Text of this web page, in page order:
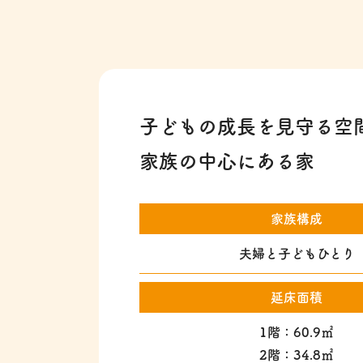
子どもの成長を見守る空
家族の中心にある家
家族構成
夫婦と子どもひとり
延床面積
1階：60.9㎡
2階：34.8㎡